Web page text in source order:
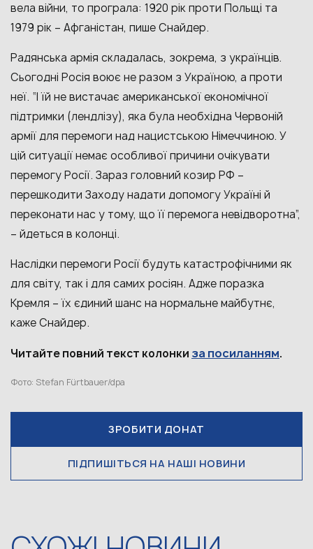
вела війни, то програла: 1920 рік проти Польщі та
1979 рік – Афганістан, пише Снайдер.
Радянська армія складалась, зокрема, з українців.
Сьогодні Росія воює не разом з Україною, а проти
неї. “І їй не вистачає американської економічної
підтримки (лендлізу), яка була необхідна Червоній
армії для перемоги над нацистською Німеччиною. У
цій ситуації немає особливої причини очікувати
перемогу Росії. Зараз головний козир РФ –
перешкодити Заходу надати допомогу Україні й
переконати нас у тому, що її перемога невідворотна”,
– йдеться в колонці.
Наслідки перемоги Росії будуть катастрофічними як
для світу, так і для самих росіян. Адже поразка
Кремля – їх єдиний шанс на нормальне майбутнє,
каже Снайдер.
Читайте повний текст колонки за посиланням.
Фото: Stefan Fürtbauer/dpa
ЗРОБИТИ ДОНАТ
ПІДПИШІТЬСЯ НА НАШІ НОВИНИ